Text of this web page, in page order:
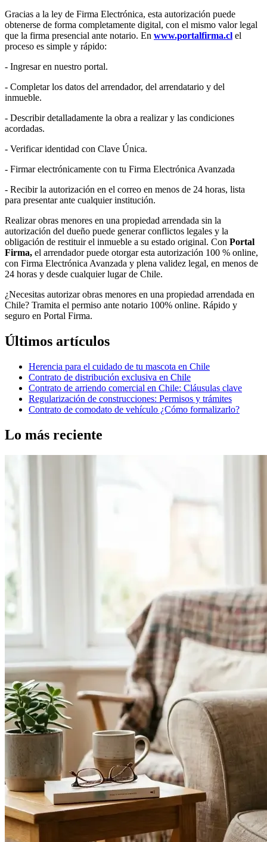
Gracias a la ley de Firma Electrónica, esta autorización puede
obtenerse de forma completamente digital, con el mismo valor legal
que la firma presencial ante notario. En www.portalfirma.cl el
proceso es simple y rápido:
- Ingresar en nuestro portal.
- Completar los datos del arrendador, del arrendatario y del
inmueble.
- Describir detalladamente la obra a realizar y las condiciones
acordadas.
- Verificar identidad con Clave Única.
- Firmar electrónicamente con tu Firma Electrónica Avanzada
- Recibir la autorización en el correo en menos de 24 horas, lista
para presentar ante cualquier institución.
Realizar obras menores en una propiedad arrendada sin la
autorización del dueño puede generar conflictos legales y la
obligación de restituir el inmueble a su estado original. Con Portal
Firma, el arrendador puede otorgar esta autorización 100 % online,
con Firma Electrónica Avanzada y plena validez legal, en menos de
24 horas y desde cualquier lugar de Chile.
¿Necesitas autorizar obras menores en una propiedad arrendada en
Chile? Tramita el permiso ante notario 100% online. Rápido y
seguro en Portal Firma.
Últimos artículos
Herencia para el cuidado de tu mascota en Chile
Contrato de distribución exclusiva en Chile
Contrato de arriendo comercial en Chile: Cláusulas clave
Regularización de construcciones: Permisos y trámites
Contrato de comodato de vehículo ¿Cómo formalizarlo?
Lo más reciente